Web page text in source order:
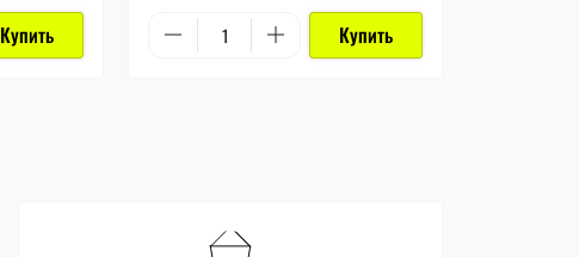
Купить Купить